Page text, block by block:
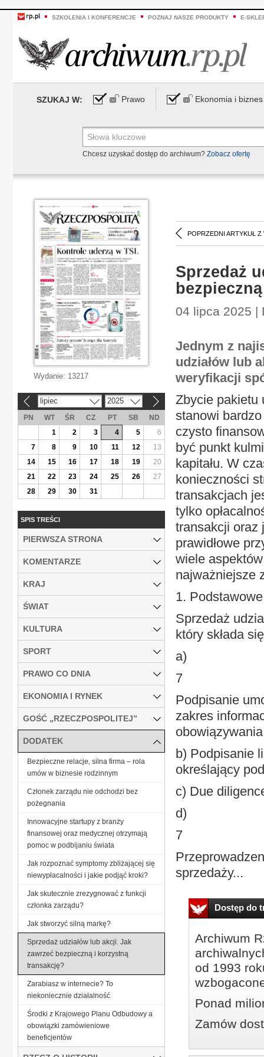
SZKOLENIA I KONFERENCJE POZNAJ NASZE PRODUKTY E-
SZUKAJ W: Prawo Ekonomia i biznes
Chcesz uzyskać dostęp do archiwum? Zobacz ofertę
POPRZEDNI ARTYKUŁ Z
Sprzedaż
04 lipca 2025 |
Jednym z
udziałów lub
weryfikacji
Zbycie pakietu
stanowi
czysto
być punkt
kapitału. W
konieczności
transakcjach
tylko
transakcji oraz
prawidłowe
wiele
najważniejsze
1.
Sprzedaż
który składa
a)
7
Podpisanie
zakres
b) Podpisanie
określający
c) Due
d)
7
sprzedaży...
Dostęp do
Archiwum
od 1993
Ponad
Zamów
Wydanie: 13217
lipiec 2025
PN WT ŚR CZ PT SB
ND
1
2 3 4 5
6
7
8 9 10 11 12
13
14
15 16 17 18 19
20
21
22 23 24 25 26
27
28
29 30 31
SPIS TREŚCI
PIERWSZA STRONA
KOMENTARZE
KRAJ
ŚWIAT
KULTURA
SPORT
PRAWO CO DNIA
EKONOMIA I RYNEK
GOŚĆ „RZECZPOSPOLITEJ”
DODATEK
Bezpieczne relacje, silna firma – rola
umów w biznesie rodzinnym
Członek zarządu nie odchodzi bez
pożegnania
Innowacyjne startupy z branży
finansowej oraz medycznej otrzymają
pomoc w podbijaniu świata
Jak rozpoznać symptomy zbliżającej się
niewypłacalności i jakie podjąć kroki?
Jak skutecznie zrezygnować z funkcji
członka zarządu?
Jak stworzyć silną markę?
Sprzedaż udziałów lub akcji. Jak
zawrzeć bezpieczną i korzystną
transakcję?
Zarabiasz w internecie? To
niekoniecznie działalność
Środki z Krajowego Planu Odbudowy a
obowiązki zamówieniowe
beneficjentów